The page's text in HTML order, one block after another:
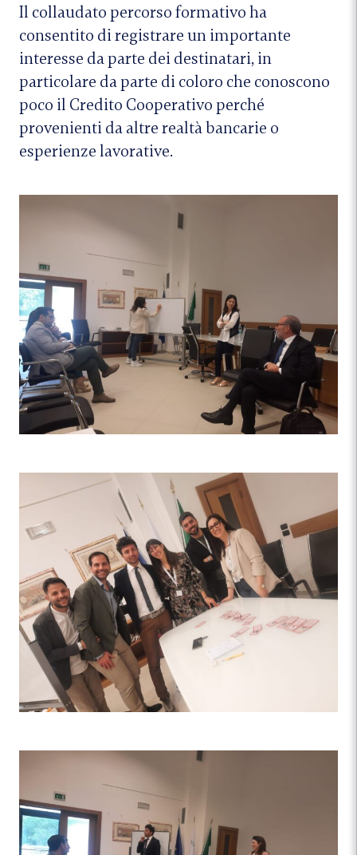
Il collaudato percorso formativo ha
consentito di registrare un importante
interesse da parte dei destinatari, in
particolare da parte di coloro che conoscono
poco il Credito Cooperativo perché
provenienti da altre realtà bancarie o
esperienze lavorative.